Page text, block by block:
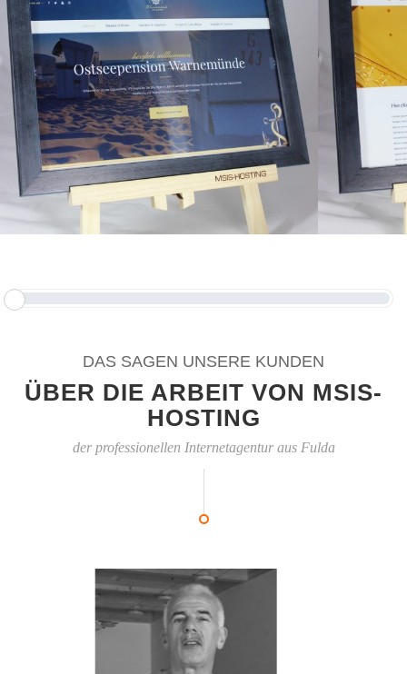
DAS SAGEN UNSERE KUNDEN
ÜBER DIE ARBEIT VON MSIS-
HOSTING
der professionellen Internetagentur aus Fulda